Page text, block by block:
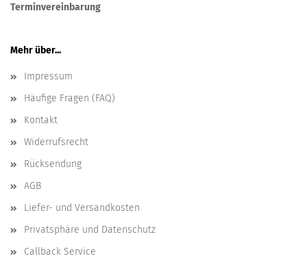
Terminvereinbarung
Mehr über...
Impressum
Häufige Fragen (FAQ)
Kontakt
Widerrufsrecht
Rücksendung
AGB
Liefer- und Versandkosten
Privatsphäre und Datenschutz
Callback Service